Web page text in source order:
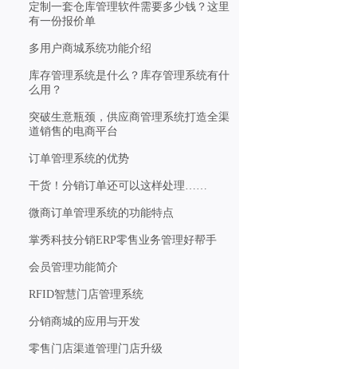
定制一套仓库管理软件需要多少钱？这里
有一份报价单
多用户商城系统功能介绍
库存管理系统是什么？库存管理系统有什
么用？
突破生意瓶颈，供应商管理系统打造全渠
道销售的电商平台
订单管理系统的优势
干货！分销订单还可以这样处理……
微商订单管理系统的功能特点
掌秀科技分销ERP零售业务管理好帮手
会员管理功能简介
RFID智慧门店管理系统
分销商城的应用与开发
零售门店渠道管理门店升级